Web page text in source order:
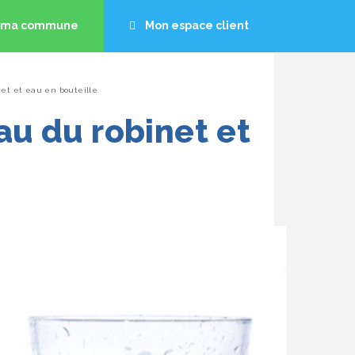
commune Mon espace client
Contact
et eau en bouteille
du robinet et